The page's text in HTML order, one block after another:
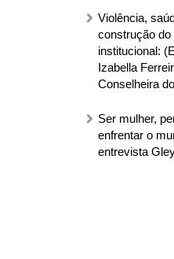
Violência,
construção do
institucional:
Izabella
Conselheira
Ser mulher,
enfrentar o
entrevista